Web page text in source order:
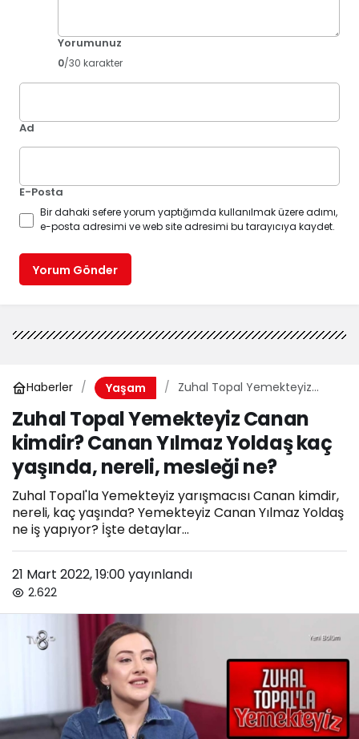
Yorumunuz
0/30 karakter
Ad
E-Posta
Bir dahaki sefere yorum yaptığımda kullanılmak üzere adımı,
e-posta adresimi ve web site adresimi bu tarayıcıya kaydet.
Yorum Gönder
Haberler Yaşam
Zuhal Topal Yemekteyiz
Yılmaz Yoldaş kaç yaşında,
nereli, mesleği ne?
Zuhal Topal Yemekteyiz Canan
kimdir? Canan Yılmaz Yoldaş kaç
yaşında, nereli, mesleği ne?
Zuhal Topal'la Yemekteyiz yarışmacısı Canan kimdir,
nereli, kaç yaşında? Yemekteyiz Canan Yılmaz Yoldaş
ne iş yapıyor? İşte detaylar...
21 Mart 2022, 19:00yayınlandı
2.622